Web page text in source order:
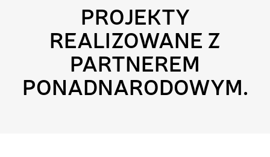
PROJEKTY
REALIZOWANE Z
PARTNEREM
PONADNARODOWYM.